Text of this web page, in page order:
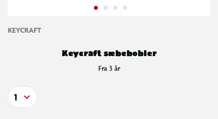
KEYCRAFT
Keycraft sæbebobler
Fra 3 år
1